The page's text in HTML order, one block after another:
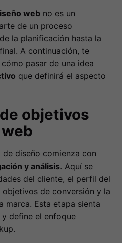
web no es un
de un proceso
la planificación hasta la
A continuación, te
pasar de una idea
que definirá el aspecto
objetivos
diseño comienza con
y análisis. Aquí se
del cliente, el perfil del
de conversión y la
marca. Esta etapa sienta
define el enfoque